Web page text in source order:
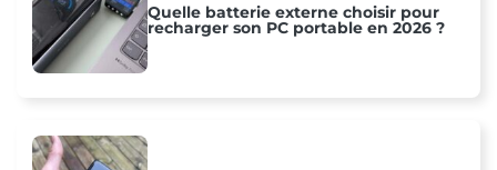
Quelle batterie externe choisir pour
recharger son PC portable en 2026 ?